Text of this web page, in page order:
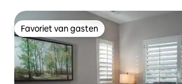
Favoriet van gasten
Favoriet van gasten